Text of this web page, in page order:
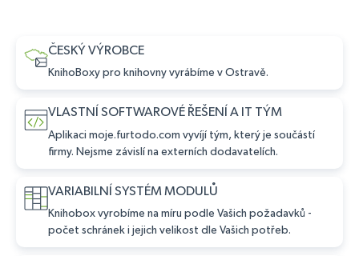
ČESKÝ VÝROBCE
KnihoBoxy pro knihovny vyrábíme v Ostravě.
VLASTNÍ SOFTWAROVÉ ŘEŠENÍ A IT TÝM
Aplikaci moje.furtodo.com vyvíjí tým, který je součástí
firmy. Nejsme závislí na externích dodavatelích.
VARIABILNÍ SYSTÉM MODULŮ
Knihobox vyrobíme na míru podle Vašich požadavků -
počet schránek i jejich velikost dle Vašich potřeb.